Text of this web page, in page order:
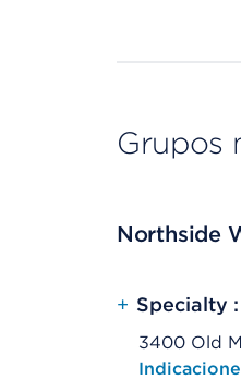
Grupos
Northside
+ Specialty
3400 Old
Opens